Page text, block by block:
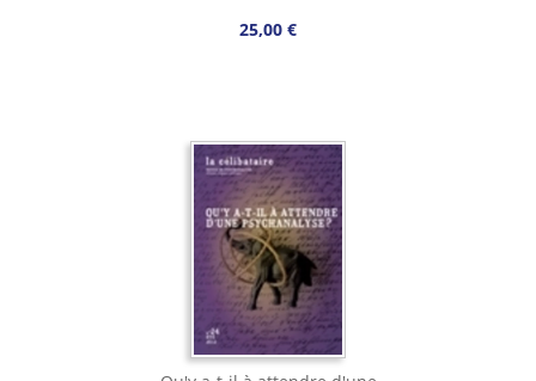
25,00 €